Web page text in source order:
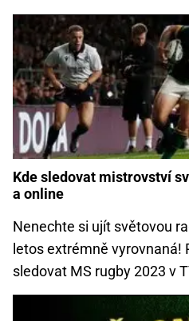
Kde sledovat mistrovství
a online
Nenechte si ujít světovou
letos extrémně vyrovnaná!
sledovat MS rugby 2023 v